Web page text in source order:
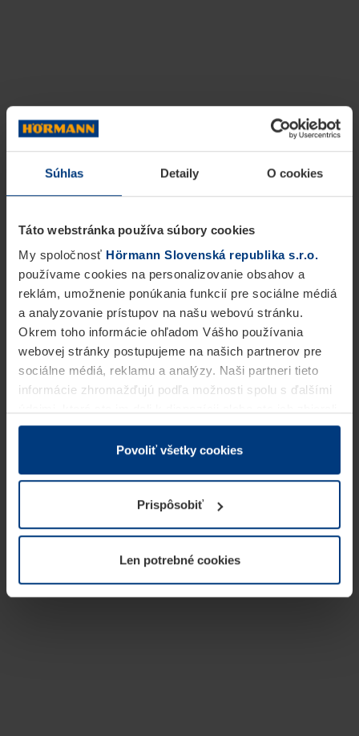
Súhlas Detaily O cookies
Táto webstránka používa súbory cookies
My spoločnosť Hörmann Slovenská republika s.r.o.
používame cookies na personalizovanie obsahov a
reklám, umožnenie ponúkania funkcií pre sociálne médiá
a analyzovanie prístupov na našu webovú stránku.
Okrem toho informácie ohľadom Vášho používania
webovej stránky postupujeme na našich partnerov pre
sociálne médiá, reklamu a analýzy. Naši partneri tieto
informácie zhromažďujú podľa možnosti spolu s ďalšími
v rámci Vášho využívania služieb.
Z právneho hľadiska môžeme cookies ukladať na Vašom
prevádzku tejto stránky. Pre všetky ostatné typy cookie
potrebujeme Vaše povolenie. Vaše povolenie môžete
kedykoľvek zmeniť alebo odvolať vo vysvetlení cookie
našej webovej stránky.
Povoliť všetky cookies
Prispôsobiť
Len potrebné cookies